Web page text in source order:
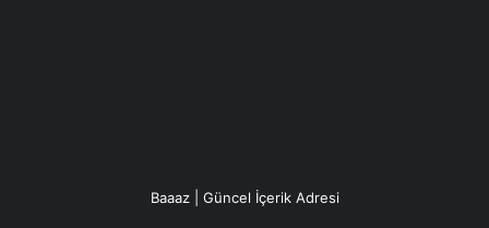
Baaaz | Güncel İçerik Adresi